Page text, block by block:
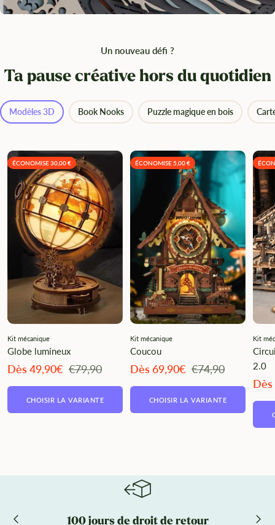
Un nouveau défi ?
Ta pause créative hors du quotidien
Modèles 3D Book Nooks Puzzle magique en bois
ÉCONOMISE 30,00 €
Kit mécanique
Globe lumineux
Angebotspreis
Dès 49,90€ Regulärer
€79,90
CHOISIR LA VARIANTE
ÉCONOMISE 5,00 €
Kit mécanique
Coucou
Angebotspreis
Dès 69,90€ Regulärer
€74,90
CHOISIR LA VARIANTE
Kit
2.0
100 jours de droit de retour